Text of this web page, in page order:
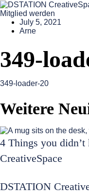
Mitglied werden
July 5, 2021
Arne
349-
349-loader-20
Weitere
4 Things you
CreativeSpace
DSTATION